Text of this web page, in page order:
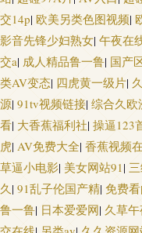
交14p| 欧美另类色图视频|
影音先锋少妇熟女| 午夜在
交a| 成人精品鲁一鲁| 国产
类AV变态| 四虎黄一级片|
源| 91tv视频链接| 综合久欧
看| 大香蕉福利社| 操逼123
虎| AV免费大全| 香蕉视频
草逼小电影| 美女网站91|
久| 91乱子伦国产精| 免费
鲁一鲁| 日本爱爱网| 久草